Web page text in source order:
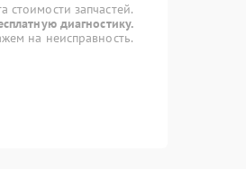
стоимости запчастей.
диагностику.
на неисправность.